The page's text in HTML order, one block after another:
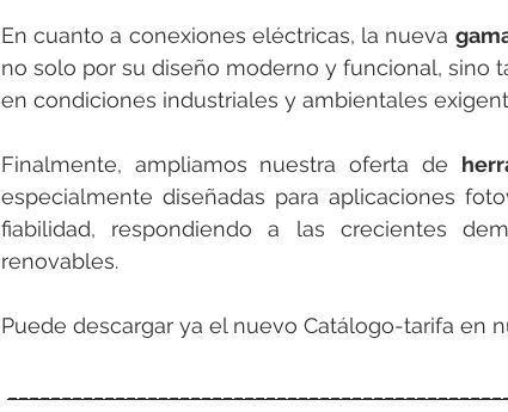
En cuanto a conexiones eléctricas, la nueva
no solo por su diseño moderno y funcional, sino
en condiciones industriales y ambientales
Finalmente, ampliamos nuestra oferta de
especialmente diseñadas para aplicaciones
fiabilidad, respondiendo a las crecientes
renovables.
Puede descargar ya el nuevo Catálogo-tarifa en